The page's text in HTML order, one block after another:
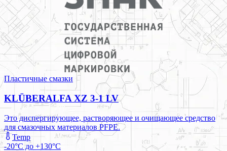
Пластичные смазки
KLÜBERALFA XZ 3-1 LV
Это диспергирующее, растворяющее и очищающее средство
для смазочных материалов PFPE.
Temp
-20°C до +130°C